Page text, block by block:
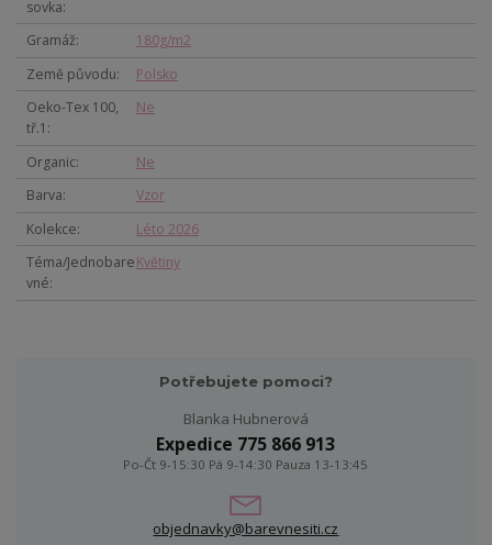
sovka
Gramáž
180g/m2
Země původu
Polsko
Oeko-Tex 100,
tř.1
Ne
Organic
Ne
Barva
Vzor
Kolekce
Léto 2026
Téma/Jednobare
vné
Květiny
Potřebujete pomoci?
Blanka Hubnerová
Expedice 775 866 913
Po-Čt 9-15:30 Pá 9-14:30 Pauza 13-13:45
objednavky@barevnesiti.cz